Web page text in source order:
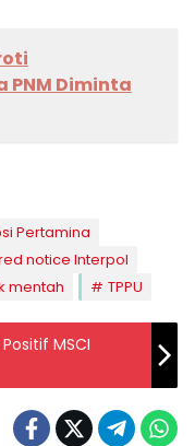
PNM Diminta
Pertamina
notice Interpol
mentah TPPU
MSCI